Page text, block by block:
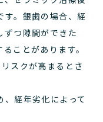
。 銀歯の場合、経
ずつ隙間ができた
ことがあります。
スクが高まるとさ
経年劣化によって